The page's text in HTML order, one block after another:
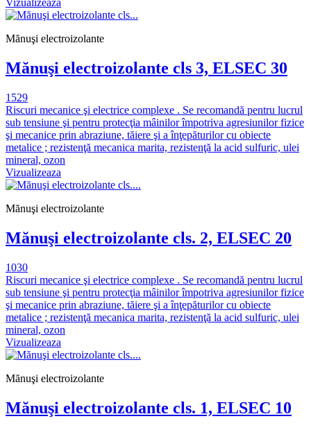
Vizualizeaza
Mănuşi electroizolante
Mănuşi electroizolante cls 3, ELSEC 30
1529
Riscuri mecanice şi electrice complexe . Se recomandă pentru lucrul
sub tensiune şi pentru protecţia mâinilor împotriva agresiunilor fizice
şi mecanice prin abraziune, tăiere şi a înţepăturilor cu obiecte
metalice ; rezistenţă mecanica marita, rezistenţă la acid sulfuric, ulei
mineral, ozon
Vizualizeaza
Mănuşi electroizolante
Mănuşi electroizolante cls. 2, ELSEC 20
1030
Riscuri mecanice şi electrice complexe . Se recomandă pentru lucrul
sub tensiune şi pentru protecţia mâinilor împotriva agresiunilor fizice
şi mecanice prin abraziune, tăiere şi a înţepăturilor cu obiecte
metalice ; rezistenţă mecanica marita, rezistenţă la acid sulfuric, ulei
mineral, ozon
Vizualizeaza
Mănuşi electroizolante
Mănuşi electroizolante cls. 1, ELSEC 10